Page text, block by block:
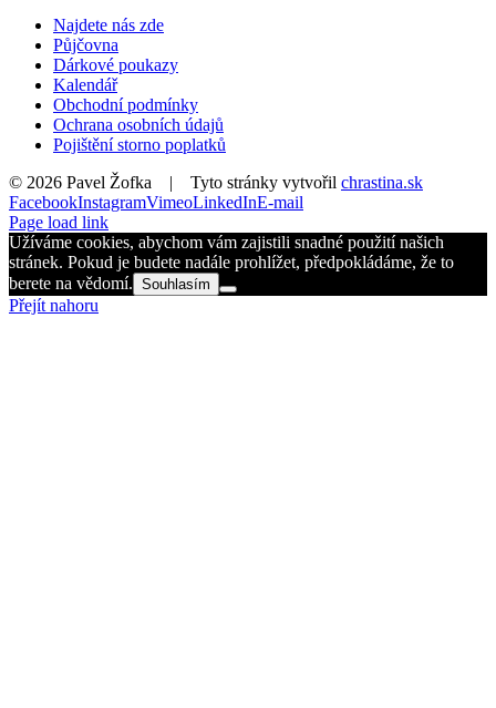
Najdete nás zde
Půjčovna
Dárkové poukazy
Kalendář
Obchodní podmínky
Ochrana osobních údajů
Pojištění storno poplatků
© 2026 Pavel Žofka | Tyto stránky vytvořil chrastina.sk
FacebookInstagramVimeoLinkedInE-mail
Page load link
Užíváme cookies, abychom vám zajistili snadné použití našich
stránek. Pokud je budete nadále prohlížet, předpokládáme, že to
berete na vědomí. Souhlasím
Přejít nahoru